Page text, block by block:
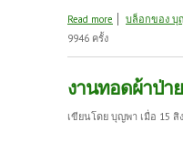
Read more about งานทอ
บล็อกของ บุ
9946 ครั้ง
งานทอดผ้าป่า
เขียนโดย บุญพา เมื่อ 15 สิ